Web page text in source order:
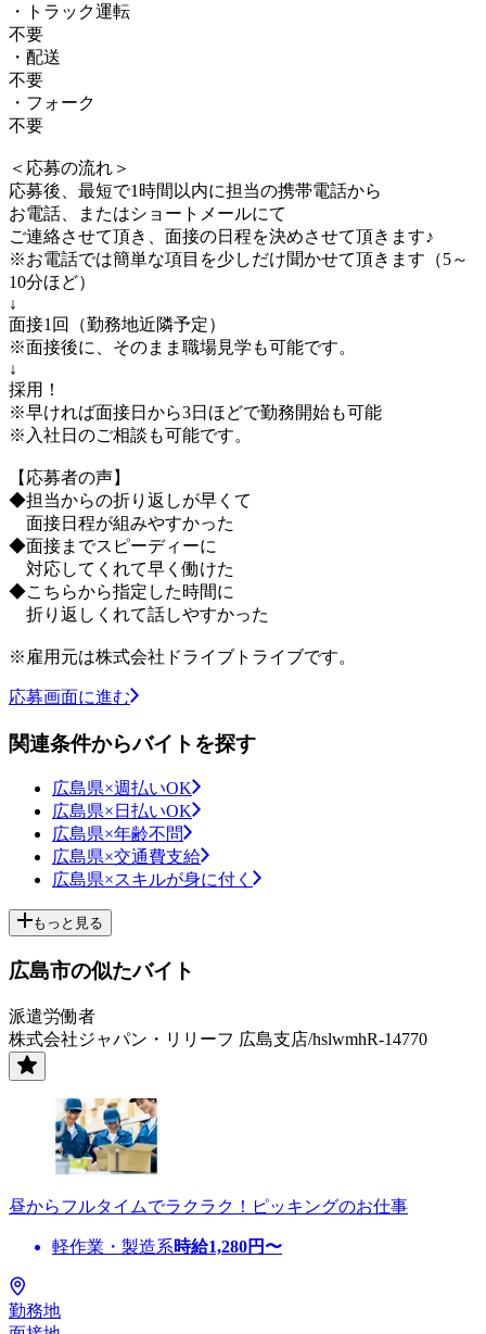
・トラック運転
不要
・配送
不要
・フォーク
不要
＜応募の流れ＞
応募後、最短で1時間以内に担当の携帯電話から
お電話、またはショートメールにて
ご連絡させて頂き、面接の日程を決めさせて頂きます♪
※お電話では簡単な項目を少しだけ聞かせて頂きます（5～
10分ほど）
↓
面接1回（勤務地近隣予定）
※面接後に、そのまま職場見学も可能です。
↓
採用！
※早ければ面接日から3日ほどで勤務開始も可能
※入社日のご相談も可能です。
【応募者の声】
◆担当からの折り返しが早くて
面接日程が組みやすかった
◆面接までスピーディーに
対応してくれて早く働けた
◆こちらから指定した時間に
折り返しくれて話しやすかった
※雇用元は株式会社ドライブトライブです。
応募画面に進む
関連条件からバイトを探す
広島県×週払いOK
広島県×日払いOK
広島県×年齢不問
広島県×交通費支給
広島県×スキルが身に付く
もっと見る
広島市の似たバイト
派遣労働者
株式会社ジャパン・リリーフ 広島支店/hslwmhR-14770
昼からフルタイムでラクラク！ピッキングのお仕事
軽作業・製造系時給1,280円〜
勤務地